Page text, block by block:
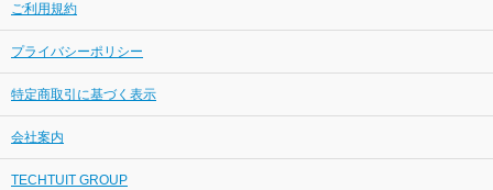
ご利用規約
プライバシーポリシー
特定商取引に基づく表示
会社案内
TECHTUIT GROUP